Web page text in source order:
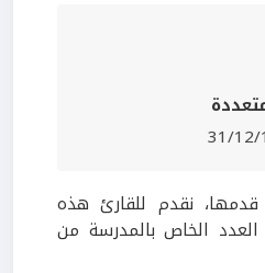
نقدم للقارئ هذه
الخاص بالمدرسة من